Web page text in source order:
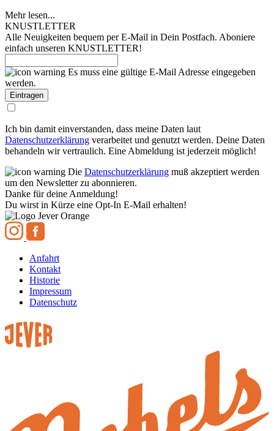
Mehr lesen...
KNUSTLETTER
Alle Neuigkeiten bequem per E-Mail in Dein Postfach. Aboniere
einfach unseren KNUSTLETTER!
Es muss eine gültige E-Mail Adresse eingegeben
werden.
Ich bin damit einverstanden, dass meine Daten laut
Datenschutzerklärung verarbeitet und genutzt werden. Deine Daten
behandeln wir vertraulich. Eine Abmeldung ist jederzeit möglich!
Die Datenschutzerklärung muß akzeptiert werden
um den Newsletter zu abonnieren.
Danke für deine Anmeldung!
Du wirst in Kürze eine Opt-In E-Mail erhalten!
Anfahrt
Kontakt
Historie
Impressum
Datenschutz